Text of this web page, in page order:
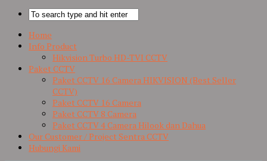
Home
Info Product
Hikvision Turbo HD-TVI CCTV
Paket CCTV
Paket CCTV 16 Camera HIKVISION (Best Seller
CCTV)
Paket CCTV 16 Camera
Paket CCTV 8 Camera
Paket CCTV 4 Camera Hilook dan Dahua
Our Customer / Project Sentra CCTV
Hubungi Kami